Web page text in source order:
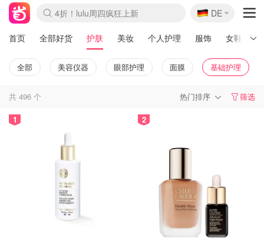
Boticinal 夏促开抢！
4折！lulu周四疯狂上新
还没结束！&OtherStories大促
Joybuy变相75折 随时失效
速领！Stanley独家85折
疑似霸哥！Camper额外叠85折
Zalando 奥莱闪促！每日更新
Moncler反季囤！5折起+叠9折
Coach Brooklyn仅€192
🇩🇪
DE
首页 全部好货 护肤 美妆 个人护理 服饰 女鞋
全部 美容仪器 眼部护理 面膜 基础护理
共 496 个 热门排序 筛选
1 2